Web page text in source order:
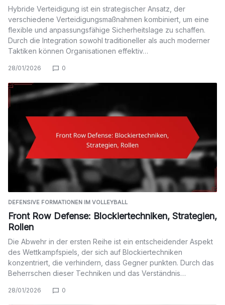
Hybride Verteidigung ist ein strategischer Ansatz, der
verschiedene Verteidigungsmaßnahmen kombiniert, um eine
flexible und anpassungsfähige Sicherheitslage zu schaffen.
Durch die Integration sowohl traditioneller als auch moderner
Taktiken können Organisationen effektiv…
28/01/2026 0
DEFENSIVE FORMATIONEN IM VOLLEYBALL
Front Row Defense: Blockiertechniken, Strategien,
Rollen
Die Abwehr in der ersten Reihe ist ein entscheidender Aspekt
des Wettkampfspiels, der sich auf Blockiertechniken
konzentriert, die verhindern, dass Gegner punkten. Durch das
Beherrschen dieser Techniken und das Verständnis…
28/01/2026 0